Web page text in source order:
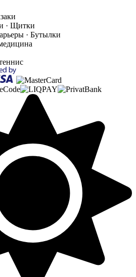
· Щитки
· Бутылки